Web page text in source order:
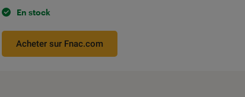
En stock
Acheter sur Fnac.com